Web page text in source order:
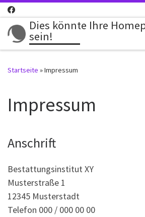
Zum Inhalt springen
Dies könnte Ihre
sein!
Startseite »Impressum
Impressum
Anschrift
Bestattungsinstitut XY
Musterstraße 1
12345 Musterstadt
Telefon 000 / 000 00 00